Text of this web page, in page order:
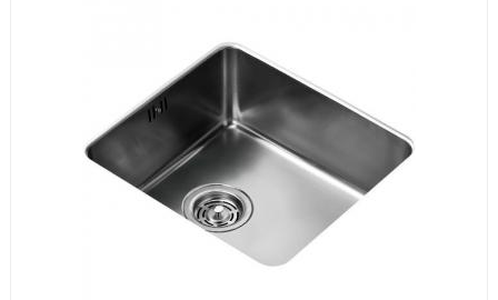
Стиральные машины
Холодильники